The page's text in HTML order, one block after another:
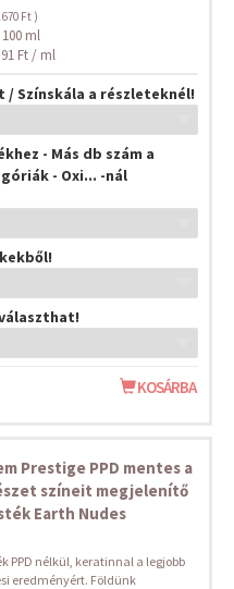
Ft )
100 ml
Ft / ml
Színskála a részleteknél!
- Más db szám a
- Oxi... -nál
KOSÁRBA
Prestige PPD mentes a
színeit megjelenítő
Earth Nudes
PPD nélkül, keratinnal a legjobb
eredményért. Földünk